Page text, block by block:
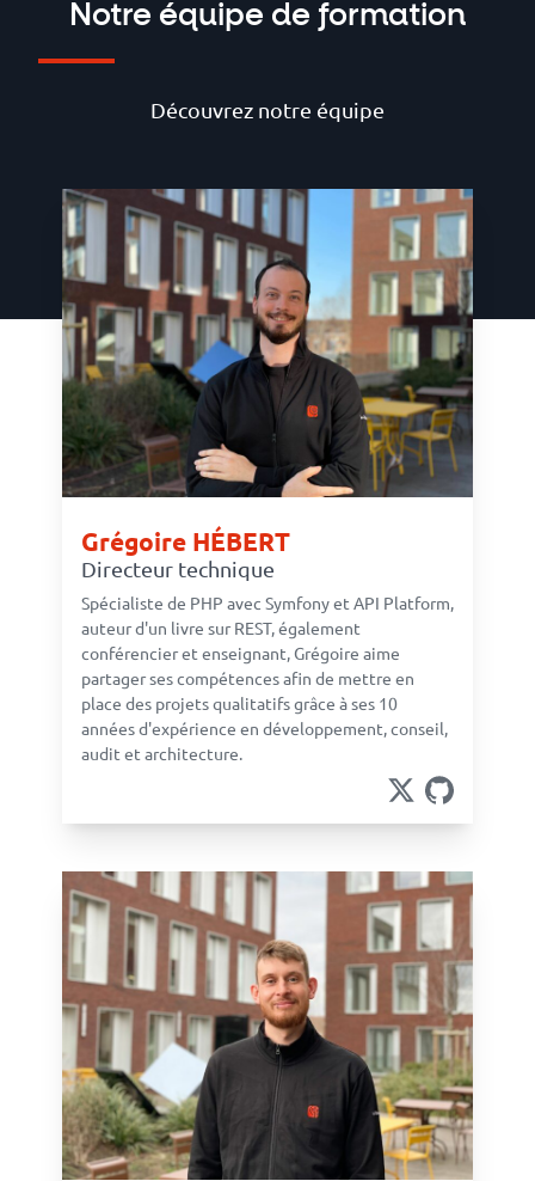
Notre équipe de formation
Découvrez notre équipe
Grégoire HÉBERT
Directeur technique
Spécialiste de PHP avec Symfony et API Platform,
auteur d'un livre sur REST, également
conférencier et enseignant, Grégoire aime
partager ses compétences afin de mettre en
place des projets qualitatifs grâce à ses 10
années d'expérience en développement, conseil,
audit et architecture.